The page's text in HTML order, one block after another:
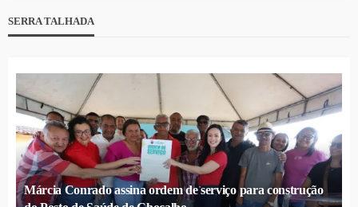
SERRA TALHADA
Márcia Conrado assina ordem de serviço para construção